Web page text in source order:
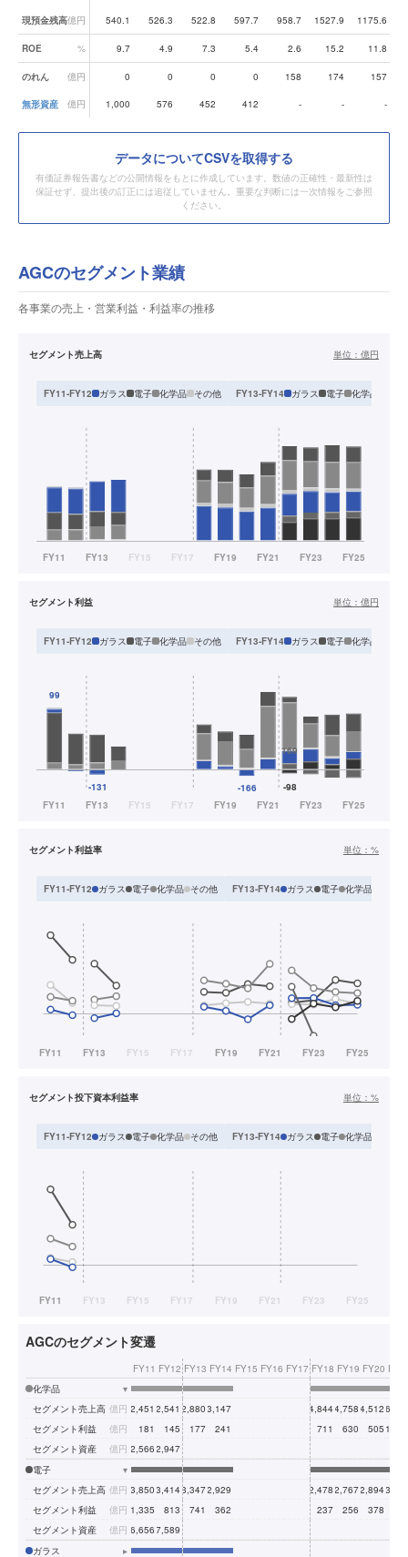
現預金残高億円 540.1 526.3 522.8 597.7 958.7 1527.9 1175.6
ROE % 9.7 4.9 7.3 5.4 2.6 15.2 11.8
のれん 億円 0 0 0 0 158 174 157
無形資産 億円 1,000 576 452 412 - - -
データについてCSVを取得する
有価証券報告書などの公開情報をもとに作成しています。数値の正確性・最新性は
保証せず、提出後の訂正には追従していません。重要な判断には一次情報をご参照
ください。
AGCのセグメント業績
各事業の売上・営業利益・利益率の推移
セグメント売上高 単位： 億円
FY11-FY12 ガラス 電子 化学品 その他 FY13-FY14 ガラス 電子 化学品
セグメント利益 単位： 億円
FY11-FY12 ガラス 電子 化学品 その他 FY13-FY14 ガラス 電子 化学品
セグメント利益率 単位： %
FY11-FY12 ガラス 電子 化学品 その他 FY13-FY14 ガラス 電子 化学品
セグメント投下資本利益率 単位： %
FY11-FY12 ガラス 電子 化学品 その他 FY13-FY14 ガラス 電子 化学品
AGCのセグメント変遷
FY11 FY12 FY13 FY14 FY15 FY16 FY17 FY18 FY19 FY20
化学品
▾
セグメント売上高 億円 2,451 2,541 2,880 3,147 4,8444,758 4,512
セグメント利益
億円 181 145 177 241 711 630 505
セグメント資産
億円 2,566 2,947
電子
▾
セグメント売上高 億円 3,850 3,4143,3472,929 2,478 2,7672,894
セグメント利益
億円 1,335 813 741 362 237 256 378
セグメント資産
億円 6,656 7,589
ガラス
▸